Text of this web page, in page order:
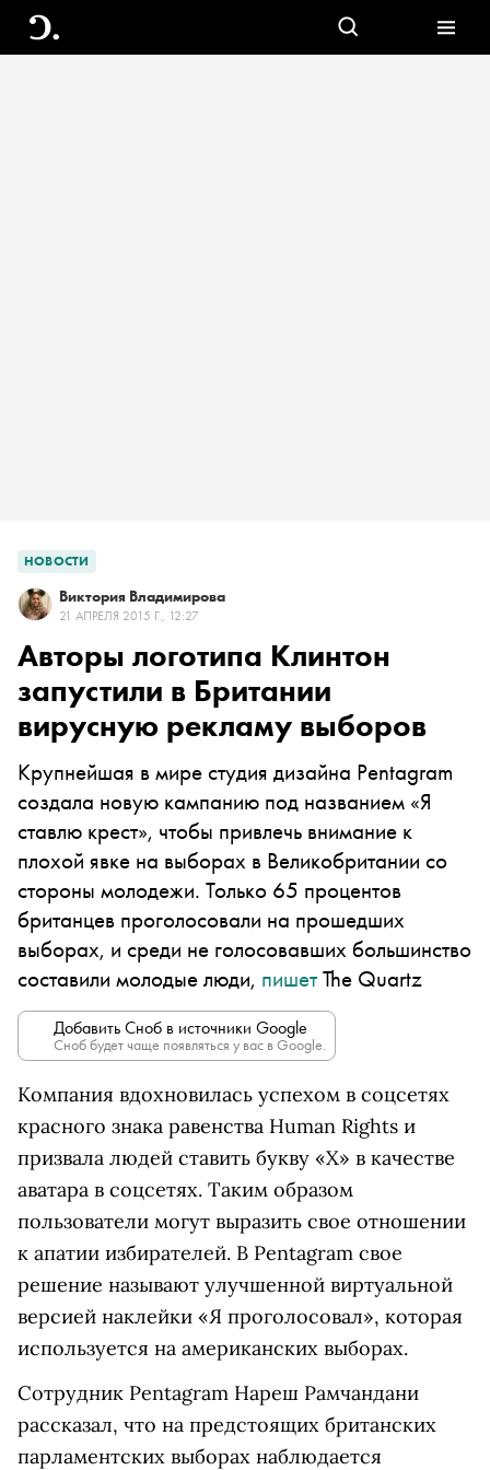
НОВОСТИ
Виктория Владимирова
21 АПРЕЛЯ 2015 Г., 12:27
Авторы логотипа Клинтон
запустили в Британии
вирусную рекламу выборов
Крупнейшая в мире студия дизайна Pentagram
создала новую кампанию под названием «Я
ставлю крест», чтобы привлечь внимание к
плохой явке на выборах в Великобритании со
стороны молодежи. Только 65 процентов
британцев проголосовали на прошедших
выборах, и среди не голосовавших большинство
составили молодые люди, пишетThe Quartz
Добавить Сноб в источники Google
Сноб будет чаще появляться у вас в Google.
Компания вдохновилась успехом в соцсетях
красного знака равенства Human Rights и
призвала людей ставить букву «Х» в качестве
аватара в соцсетях. Таким образом
пользователи могут выразить свое отношении
к апатии избирателей. В Pentagram свое
решение называют улучшенной виртуальной
версией наклейки «Я проголосовал», которая
используется на американских выборах.
Сотрудник Pentagram Нареш Рамчандани
рассказал, что на предстоящих британских
парламентских выборах наблюдается